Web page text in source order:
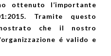
ottenuto l’importante
Tramite questo
che il nostro
é valido e